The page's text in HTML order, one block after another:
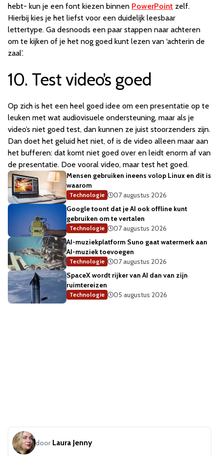
hebt- kun je een font kiezen binnen PowerPoint zelf.
Hierbij kies je het liefst voor een duidelijk leesbaar
lettertype. Ga desnoods een paar stappen naar achteren
om te kijken of je het nog goed kunt lezen van ‘achterin de
zaal’.
10. Test video’s goed
Op zich is het een heel goed idee om een presentatie op te
leuken met wat audiovisuele ondersteuning, maar als je
video’s niet goed test, dan kunnen ze juist stoorzenders zijn.
Dan doet het geluid het niet, of is de video alleen maar aan
het bufferen: dat komt niet goed over en leidt enorm af van
de presentatie. Doe vooral video, maar test het goed.
Mensen gebruiken ineens volop Linux en dit is
waarom
Technologie
07 augustus 2026
Google toont dat je AI ook offline kunt
gebruiken om te vertalen
Technologie
07 augustus 2026
AI-muziekplatform Suno gaat watermerk aan
AI-muziek toevoegen
Technologie
07 augustus 2026
SpaceX wordt rijker van AI dan van zijn
ruimtereizen
Technologie 05 augustus 2026
door Laura Jenny